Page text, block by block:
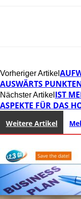
Vorheriger Artikel
AUSWÄRTS
Nächster Artikel IST
ASPEKTE FÜR DAS
Weitere Artikel
1,2,3